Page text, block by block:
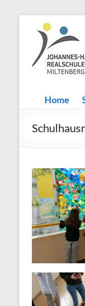
Inhalt
springen
Herzlich
Willkommen
Home